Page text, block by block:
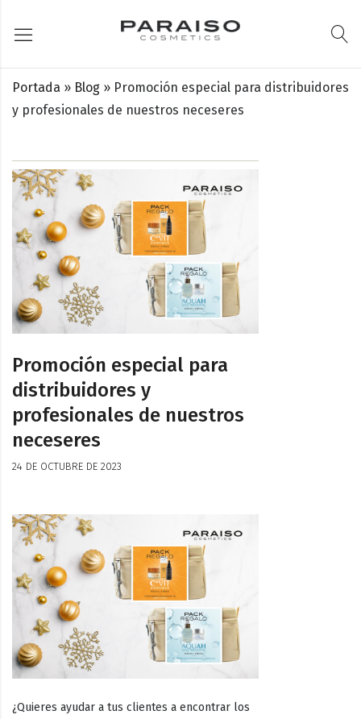
Portada » Blog » Promoción especial para distribuidores
y profesionales de nuestros neceseres
Promoción especial para
distribuidores y
profesionales de nuestros
neceseres
24 DE OCTUBRE DE 2023
¿Quieres ayudar a tus clientes a encontrar los